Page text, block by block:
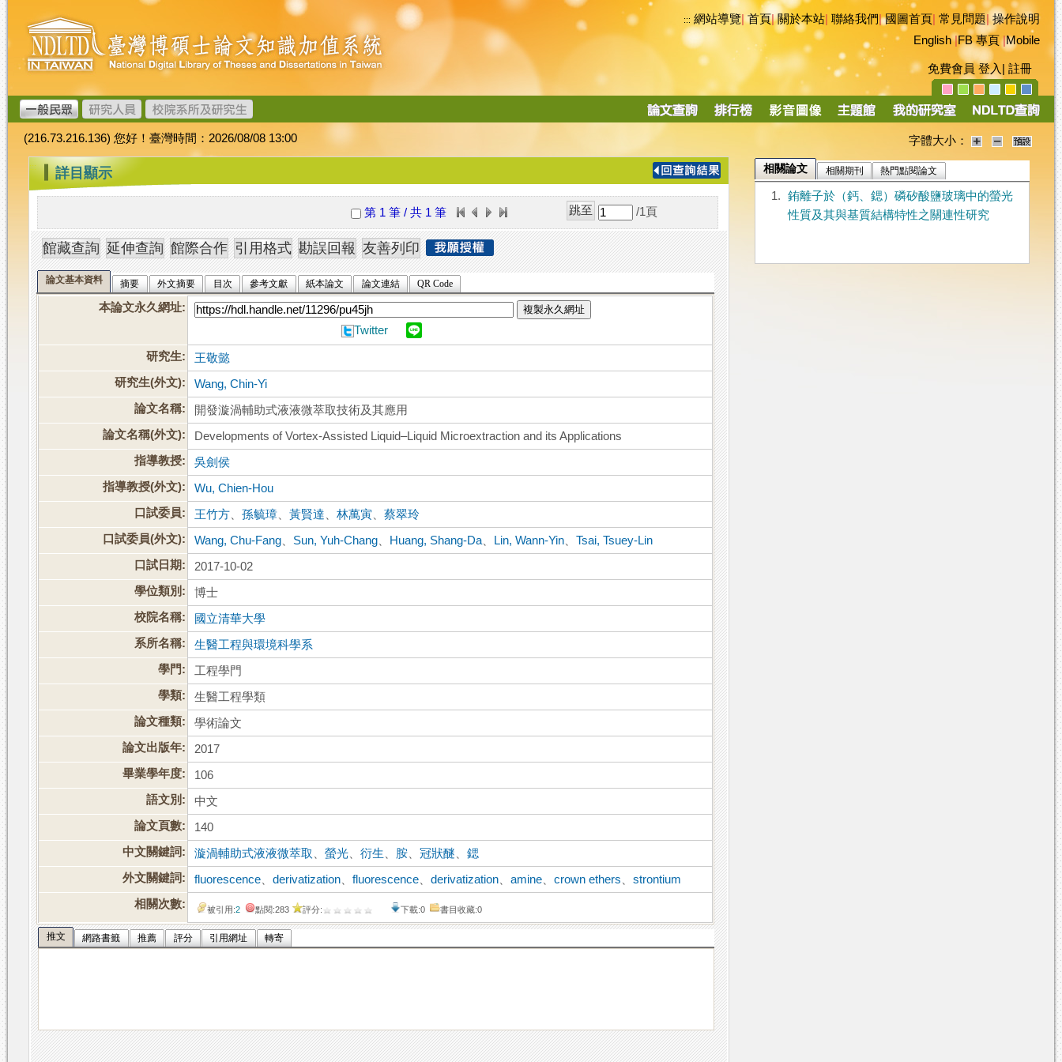
跳
到
主
要
內
容
臺
灣
博
碩
士
論
文
加
值
系
統
::: 網站導覽|首頁|關於本站 聯絡我們|國圖首頁 常見問題|操作說明
English|FB 專頁|Mobile
免費會員 登入 註冊
導
(216.73.216.136) 您好！臺灣時間：2026/08/08 13:00 字體大小：
::: 詳目顯示
第 1 筆 / 共 1 筆 /1 頁
論文基本資料 摘要 外文摘要 目次 參考文獻 紙本論文 論文連結 QR Code
本論文永久網址: 複製永久網址
Twitter
研究生:
王敬懿
研究生(外文):
Wang, Chin-Yi
論文名稱:
開發漩渦輔助式液液微萃取技術及其應用
論文名稱(外文):
Developments of Vortex-Assisted Liquid–Liquid Microextraction and its Applications
指導教授:
吳劍侯
指導教授(外文):
Wu, Chien-Hou
口試委員:
王竹方 、孫毓璋 、黃賢達 、林萬寅 、蔡翠玲
口試委員(外文):
Wang, Chu-Fang Sun, Yuh-Chang Huang, Shang-Da Lin, Wann-Yin 、Tsai, Tsuey-Lin
口試日期:
2017-10-02
學位類別:
博士
校院名稱:
國立清華大學
系所名稱:
生醫工程與環境科學系
學門:
工程學門
學類:
生醫工程學類
論文種類:
學術論文
論文出版年:
2017
畢業學年度:
106
語文別:
中文
論文頁數:
140
中文關鍵詞:
漩渦輔助式液液微萃取 、螢光 、衍生 胺 、冠狀醚 、鍶
外文關鍵詞:
fluorescence 、derivatization 、fluorescence 、derivatization 、amine 、crown ethers 、strontium
相關次數:
被引用:2 點閱:283 評分: 下載:0 書目收藏:0
推文 網路書籤 推薦 評分 引用網址 轉寄
相關論文 相關期刊 熱門點閱論文
1.
銪離子於（鈣、鍶）磷矽酸鹽玻璃中的螢光
性質及其與基質結構特性之關連性研究